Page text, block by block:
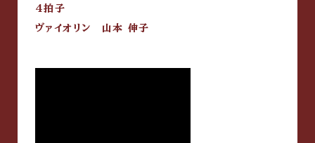
4拍子
ヴァイオリン 山本 伸子